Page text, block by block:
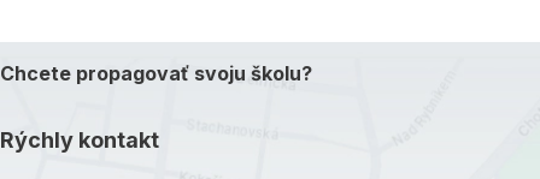
Chcete propagovať svoju školu?
Rýchly kontakt